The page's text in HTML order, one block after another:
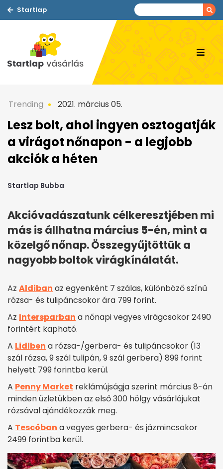
Startlap
Trending 2021. március 05.
Lesz bolt, ahol ingyen osztogatják
a virágot nőnapon - a legjobb
akciók a héten
Startlap Bubba
Akcióvadászatunk célkeresztjében mi
más is állhatna március 5-én, mint a
közelgő nőnap. Összegyűjtöttük a
nagyobb boltok virágkínálatát.
Az Aldiban az egyenként 7 szálas, különböző színű
rózsa- és tulipáncsokor ára 799 forint.
Az Intersparban a nőnapi vegyes virágcsokor 2490
forintért kapható.
A Lidlben a rózsa-/gerbera- és tulipáncsokor (13
szál rózsa, 9 szál tulipán, 9 szál gerbera) 899 forint
helyett 799 forintba kerül.
A Penny Market reklámújságja szerint március 8-án
minden üzletükben az első 300 hölgy vásárlójukat
rózsával ajándékozzák meg.
A Tescóban a vegyes gerbera- és jázmincsokor
2499 forintba kerül.